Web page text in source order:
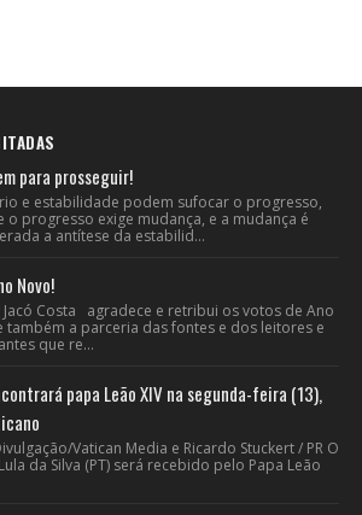
para prosseguir!
e estabilidade podem sufocar o progresso,
o progresso exige mudança, e a mudança é
a antítese da estabilid...
Novo!
Jacó Costa agradece e retribui os votos de Ano
também a parceria das fontes e dos leitores e
que re...
papa Leão XIV na segunda-feira (13),
Vatican Media e Ricardo Stuckert / PR O
da Silva (PT) será recebido pelo Papa Leão